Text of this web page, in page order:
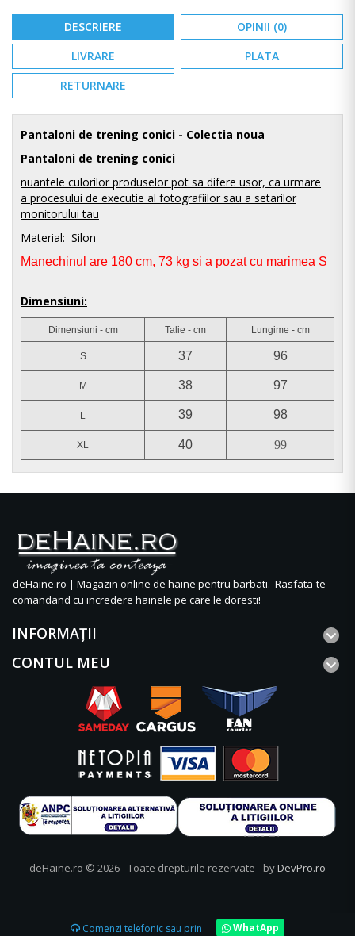
DESCRIERE
OPINII (0)
LIVRARE
PLATA
RETURNARE
Pantaloni de trening conici - Colectia noua
Pantaloni de trening conici
nuantele culorilor produselor pot sa difere usor, ca urmare
a procesului de executie al fotografiilor sau a setarilor
monitorului tau
Material: Silon
Manechinul are 180 cm, 73 kg si a pozat cu marimea S
Dimensiuni:
Dimensiuni - cm Talie - cm Lungime - cm
S 37 96
M 38 97
L 39 98
XL 40 99
deHaine.ro | Magazin online de haine pentru barbati. Rasfata-te
comandand cu incredere hainele pe care le doresti!
INFORMAŢII
CONTUL MEU
deHaine.ro © 2026 - Toate drepturile rezervate - byDevPro.ro
Comenzi telefonic sau prin WhatApp